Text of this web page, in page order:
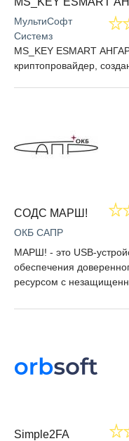
МультиСофт
Системз
MS_KEY ESMART
криптопровайдер,
СОДС МАРШ!
ОКБ САПР
МАРШ! - это USB-
обеспечения
ресурсом с
Simple2FA